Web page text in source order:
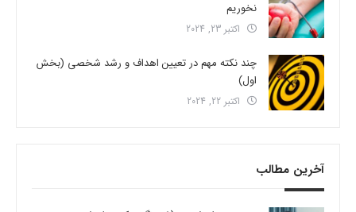
نخوریم
اکتبر 23, 2024
چند نکته مهم در تعیین اهداف و رشد شخصی (بخش
اول)
اکتبر 22, 2024
آخرین مطالب